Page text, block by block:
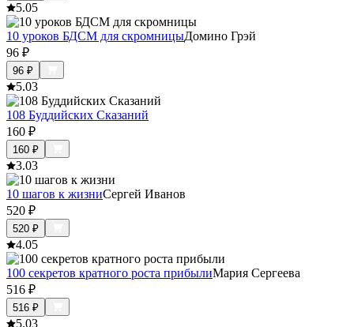
5.05
10 уроков БДСМ для скромницыДомино Грэй
96 ₽
96 ₽
5.03
108 Буддийских Сказаний
160 ₽
160 ₽
3.03
10 шагов к жизниСергей Иванов
520 ₽
520 ₽
4.05
100 секретов кратного роста прибылиМария Сергеева
516 ₽
516 ₽
5.03